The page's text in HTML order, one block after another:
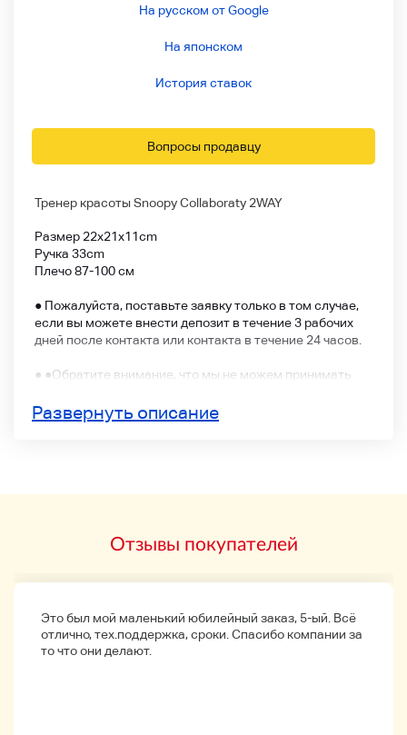
На русском от Google
На японском
История ставок
Вопросы продавцу
Тренер красоты Snoopy Collaboraty 2WAY
Размер 22x21x11cm
Ручка 33cm
Плечо 87-100 см
● Пожалуйста, поставьте заявку только в том случае,
если вы можете внести депозит в течение 3 рабочих
дней после контакта или контакта в течение 24 часов.
● ●Обратите внимание, что мы не можем принимать
торгов.
Развернуть описание
Отзывы покупателей
Это был мой маленький юбилейный заказ, 5-ый. Всё
отлично, тех.поддержка, сроки. Спасибо компании за
то что они делают.